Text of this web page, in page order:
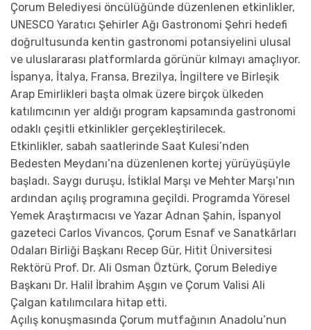
Çorum Belediyesi öncülüğünde düzenlenen etkinlikler,
UNESCO Yaratıcı Şehirler Ağı Gastronomi Şehri hedefi
doğrultusunda kentin gastronomi potansiyelini ulusal
ve uluslararası platformlarda görünür kılmayı amaçlıyor.
İspanya, İtalya, Fransa, Brezilya, İngiltere ve Birleşik
Arap Emirlikleri başta olmak üzere birçok ülkeden
katılımcının yer aldığı program kapsamında gastronomi
odaklı çeşitli etkinlikler gerçekleştirilecek.
Etkinlikler, sabah saatlerinde Saat Kulesi’nden
Bedesten Meydanı’na düzenlenen kortej yürüyüşüyle
başladı. Saygı duruşu, İstiklal Marşı ve Mehter Marşı’nın
ardından açılış programına geçildi. Programda Yöresel
Yemek Araştırmacısı ve Yazar Adnan Şahin, İspanyol
gazeteci Carlos Vivancos, Çorum Esnaf ve Sanatkârları
Odaları Birliği Başkanı Recep Gür, Hitit Üniversitesi
Rektörü Prof. Dr. Ali Osman Öztürk, Çorum Belediye
Başkanı Dr. Halil İbrahim Aşgın ve Çorum Valisi Ali
Çalgan katılımcılara hitap etti.
Açılış konuşmasında Çorum mutfağının Anadolu’nun